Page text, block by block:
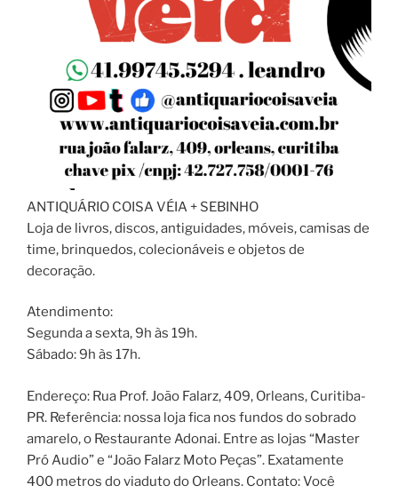
ANTIQUÁRIO COISA VÉIA + SEBINHO
Loja de livros, discos, antiguidades, móveis, camisas de
time, brinquedos, colecionáveis e objetos de
decoração.
Atendimento:
Segunda a sexta, 9h às 19h.
Sábado: 9h às 17h.
Endereço: Rua Prof. João Falarz, 409, Orleans, Curitiba-
PR. Referência: nossa loja fica nos fundos do sobrado
amarelo, o Restaurante Adonai. Entre as lojas “Master
Pró Audio” e “João Falarz Moto Peças”. Exatamente
400 metros do viaduto do Orleans. Contato: Você